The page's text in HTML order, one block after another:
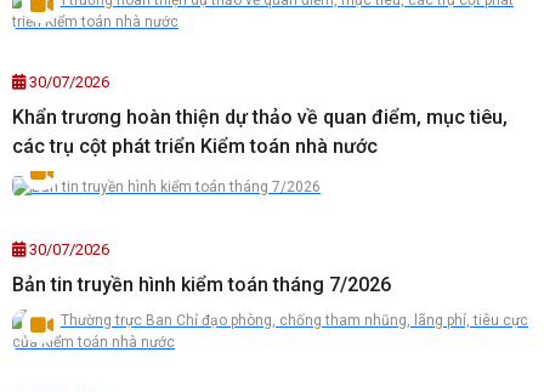
30/07/2026
Khẩn trương hoàn thiện dự thảo về quan điểm, mục tiêu,
các trụ cột phát triển Kiểm toán nhà nước
30/07/2026
Bản tin truyền hình kiểm toán tháng 7/2026